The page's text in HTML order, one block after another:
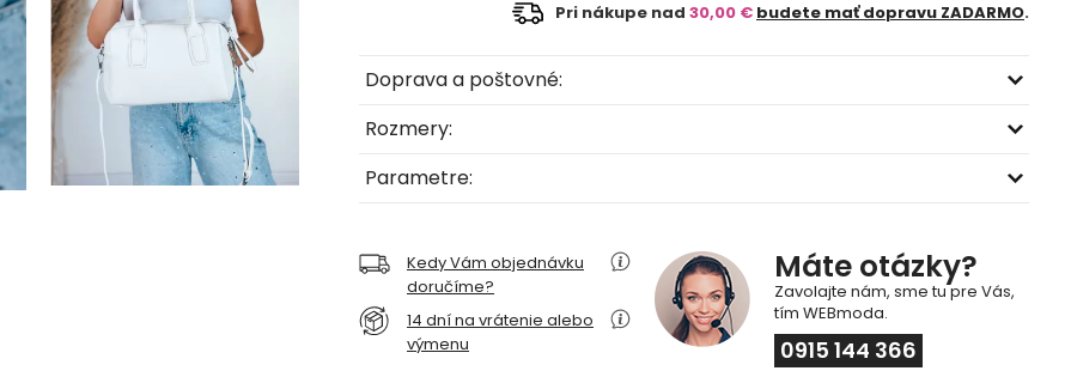
Pri nákupe nad 30,00 € budete mať dopravu ZADARMO.
Doprava a poštovné:
Rozmery:
Parametre:
Kedy Vám objednávku
doručíme?
14 dní na vrátenie alebo
výmenu
Máte otázky?
Zavolajte nám, sme tu pre Vás,
tím WEBmoda.
0915 144 366